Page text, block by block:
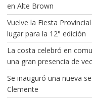
en Alte Brown
Vuelve la Fiesta
lugar para la 12° edición
La costa celebró en
una gran presencia de
Se inauguró una nueva
Clemente